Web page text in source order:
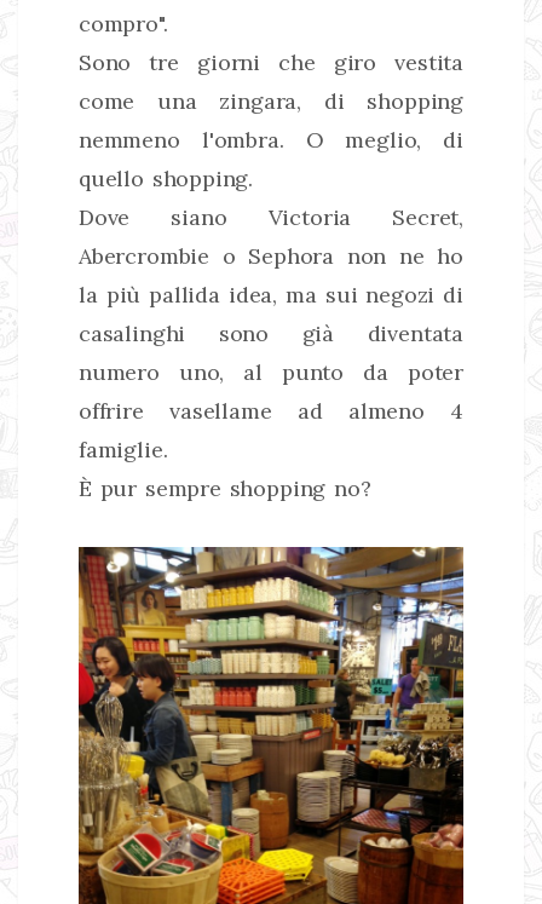
compro".
Sono tre giorni che giro vestita
come una zingara, di shopping
nemmeno l'ombra. O meglio, di
quello shopping.
Dove siano Victoria Secret,
Abercrombie o Sephora non ne ho
la più pallida idea, ma sui negozi di
casalinghi sono già diventata
numero uno, al punto da poter
offrire vasellame ad almeno 4
famiglie.
È pur sempre shopping no?